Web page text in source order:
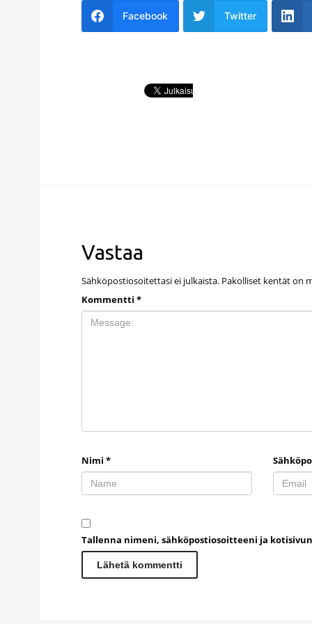
Facebook Twitter
Vastaa
Sähköpostiosoitettasi ei julkaista. Pakolliset kentät on
Kommentti *
Nimi *
Tallenna nimeni, sähköpostiosoitteeni ja